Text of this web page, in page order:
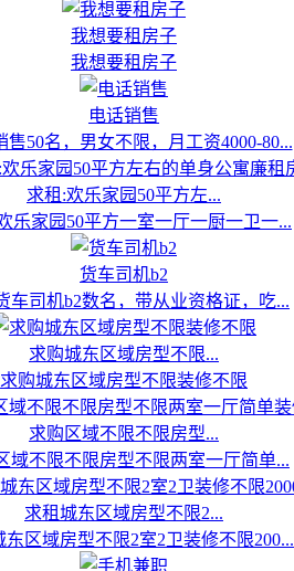
我想要租房子
我想要租房子
电话销售
售50名，男女不限，月工资4000-80...
求租:欢乐家园50平方左...
乐家园50平方一室一厅一厨一卫一...
货车司机b2
车司机b2数名，带从业资格证，吃...
求购城东区域房型不限...
求购城东区域房型不限装修不限
求购区域不限不限房型...
域不限不限房型不限两室一厅简单...
求租城东区域房型不限2...
东区域房型不限2室2卫装修不限200...